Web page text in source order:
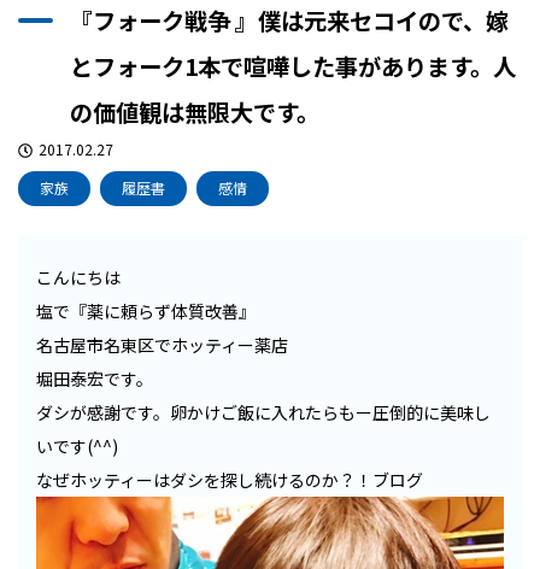
『フォーク戦争 』僕は元来セコイので、嫁
とフォーク1本で喧嘩した事があります。人
の価値観は無限大です。
2017.02.27
家族
履歴書 感情
こんにちは
塩で『薬に頼らず体質改善』
名古屋市名東区でホッティー薬店
堀田泰宏です。
ダシが感謝です。卵かけご飯に入れたらもー圧倒的に美味し
いです(^^)
なぜホッティーはダシを探し続けるのか？！ブログ